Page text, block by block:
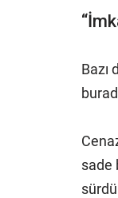
Bazı
sade